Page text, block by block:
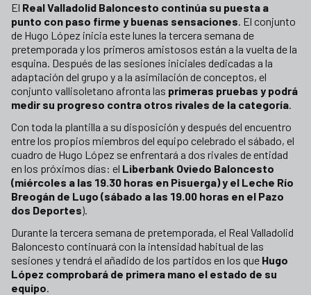
El Real Valladolid Baloncesto continúa su puesta a
punto con paso firme y buenas sensaciones. El conjunto
de Hugo López inicia este lunes la tercera semana de
pretemporada y los primeros amistosos están a la vuelta de la
esquina. Después de las sesiones iniciales dedicadas a la
adaptación del grupo y a la asimilación de conceptos, el
conjunto vallisoletano afronta las primeras pruebas y podrá
medir su progreso contra otros rivales de la categoría.
Con toda la plantilla a su disposición y después del encuentro
entre los propios miembros del equipo celebrado el sábado, el
cuadro de Hugo López se enfrentará a dos rivales de entidad
en los próximos días: el Liberbank Oviedo Baloncesto
(miércoles a las 19.30 horas en Pisuerga) y el Leche Río
Breogán de Lugo (sábado a las 19.00 horas en el Pazo
dos Deportes).
Durante la tercera semana de pretemporada, el Real Valladolid
Baloncesto continuará con la intensidad habitual de las
sesiones y tendrá el añadido de los partidos en los que Hugo
López comprobará de primera mano el estado de su
equipo.